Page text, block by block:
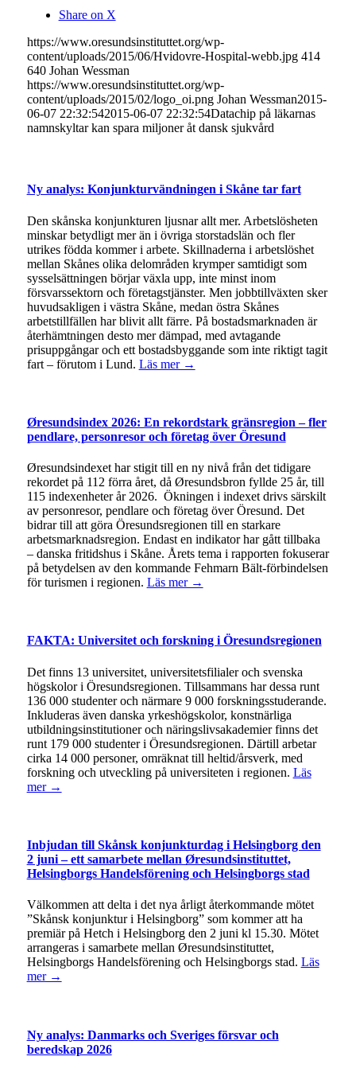
Share on X
https://www.oresundsinstituttet.org/wp-
content/uploads/2015/06/Hvidovre-Hospital-webb.jpg 414
640 Johan Wessman
https://www.oresundsinstituttet.org/wp-
content/uploads/2015/02/logo_oi.png Johan Wessman2015-
06-07 22:32:542015-06-07 22:32:54Datachip på läkarnas
namnskyltar kan spara miljoner åt dansk sjukvård
Ny analys: Konjunkturvändningen i Skåne tar fart
Den skånska konjunkturen ljusnar allt mer. Arbetslösheten
minskar betydligt mer än i övriga storstadslän och fler
utrikes födda kommer i arbete. Skillnaderna i arbetslöshet
mellan Skånes olika delområden krymper samtidigt som
sysselsättningen börjar växla upp, inte minst inom
försvarssektorn och företagstjänster. Men jobbtillväxten sker
huvudsakligen i västra Skåne, medan östra Skånes
arbetstillfällen har blivit allt färre. På bostadsmarknaden är
återhämtningen desto mer dämpad, med avtagande
prisuppgångar och ett bostadsbyggande som inte riktigt tagit
fart – förutom i Lund. Läs mer →
Øresundsindex 2026: En rekordstark gränsregion – fler
pendlare, personresor och företag över Öresund
Øresundsindexet har stigit till en ny nivå från det tidigare
rekordet på 112 förra året, då Øresundsbron fyllde 25 år, till
115 indexenheter år 2026. Ökningen i indexet drivs särskilt
av personresor, pendlare och företag över Öresund. Det
bidrar till att göra Öresundsregionen till en starkare
arbetsmarknadsregion. Endast en indikator har gått tillbaka
– danska fritidshus i Skåne. Årets tema i rapporten fokuserar
på betydelsen av den kommande Fehmarn Bält-förbindelsen
för turismen i regionen. Läs mer →
FAKTA: Universitet och forskning i Öresundsregionen
Det finns 13 universitet, universitetsfilialer och svenska
högskolor i Öresundsregionen. Tillsammans har dessa runt
136 000 studenter och närmare 9 000 forskningsstuderande.
Inkluderas även danska yrkeshögskolor, konstnärliga
utbildningsinstitutioner och näringslivsakademier finns det
runt 179 000 studenter i Öresundsregionen. Därtill arbetar
cirka 14 000 personer, omräknat till heltid/årsverk, med
forskning och utveckling på universiteten i regionen. Läs
mer →
Inbjudan till Skånsk konjunkturdag i Helsingborg den
2 juni – ett samarbete mellan Øresundsinstituttet,
Helsingborgs Handelsförening och Helsingborgs stad
Välkommen att delta i det nya årligt återkommande mötet
”Skånsk konjunktur i Helsingborg” som kommer att ha
premiär på Hetch i Helsingborg den 2 juni kl 15.30. Mötet
arrangeras i samarbete mellan Øresundsinstituttet,
Helsingborgs Handelsförening och Helsingborgs stad. Läs
mer →
Ny analys: Danmarks och Sveriges försvar och
beredskap 2026